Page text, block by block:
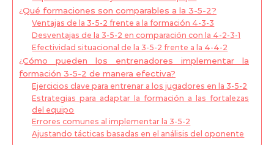
¿Qué formaciones son comparables a la 3-5-2?
Ventajas de la 3-5-2 frente a la formación 4-3-3
Desventajas de la 3-5-2 en comparación con la 4-2-3-1
Efectividad situacional de la 3-5-2 frente a la 4-4-2
¿Cómo pueden los entrenadores implementar la
formación 3-5-2 de manera efectiva?
Ejercicios clave para entrenar a los jugadores en la 3-5-2
Estrategias para adaptar la formación a las fortalezas
del equipo
Errores comunes al implementar la 3-5-2
Ajustando tácticas basadas en el análisis del oponente